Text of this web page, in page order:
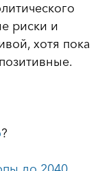
риски и
хотя пока
?